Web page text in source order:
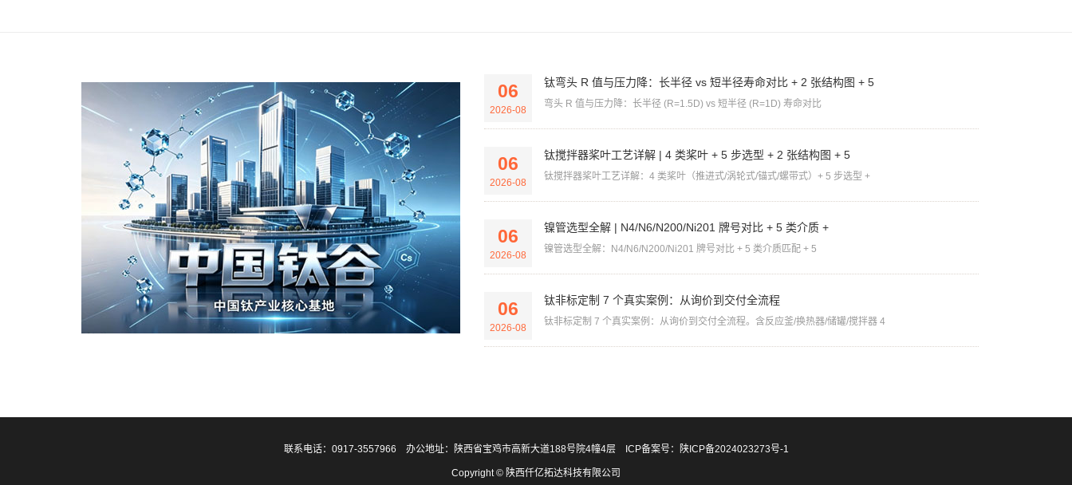
06
2026-08
钛弯头 R 值与压力降：长半径 vs 短半径寿命对比 + 2 张结构图 + 5
弯头 R 值与压力降：长半径 (R=1.5D) vs 短半径 (R=1D) 寿命对比
06
2026-08
钛搅拌器桨叶工艺详解 | 4 类桨叶 + 5 步选型 + 2 张结构图 + 5
钛搅拌器桨叶工艺详解：4 类桨叶（推进式/涡轮式/锚式/螺带式）+ 5 步选型 +
06
2026-08
镍管选型全解 | N4/N6/N200/Ni201 牌号对比 + 5 类介质 +
镍管选型全解：N4/N6/N200/Ni201 牌号对比 + 5 类介质匹配 + 5
06
2026-08
钛非标定制 7 个真实案例：从询价到交付全流程
钛非标定制 7 个真实案例：从询价到交付全流程。含反应釜/换热器/储罐/搅拌器 4
联系电话：0917-3557966 办公地址：陕西省宝鸡市高新大道188号院4幢4层 ICP备案号： 陕ICP备2024023273号-1
Copyright © 陕西仟亿拓达科技有限公司